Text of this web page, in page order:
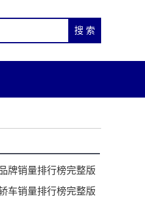
牌销量排行榜完整版
车销量排行榜完整版